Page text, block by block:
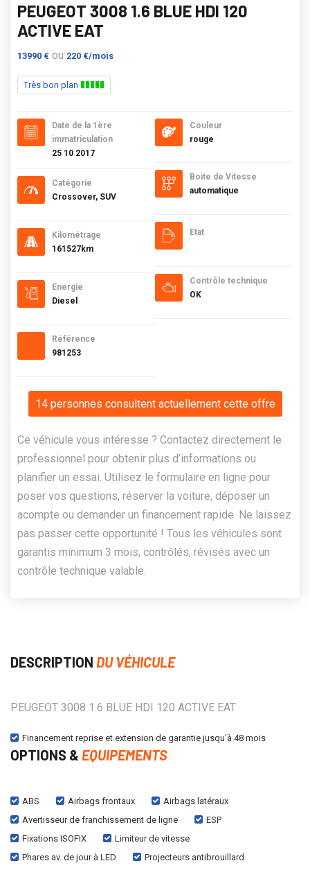
PEUGEOT 3008 1.6 BLUE HDI 120
ACTIVE EAT
13990 € ou 220 €/mois
Très bon plan
Date de la 1ère
immatriculation
25 10 2017
Catégorie
Crossover, SUV
Kilométrage
161527km
Energie
Diesel
Référence
981253
Couleur
rouge
Boite de Vitesse
automatique
Etat
Contrôle technique
OK
14 personnes consultent actuellement cette offre
Ce véhicule vous intéresse ? Contactez directement le
professionnel pour obtenir plus d’informations ou
planifier un essai. Utilisez le formulaire en ligne pour
poser vos questions, réserver la voiture, déposer un
acompte ou demander un financement rapide. Ne laissez
pas passer cette opportunité ! Tous les véhicules sont
garantis minimum 3 mois, contrôlés, révisés avec un
contrôle technique valable.
DESCRIPTION DU VÉHICULE
PEUGEOT 3008 1.6 BLUE HDI 120 ACTIVE EAT
Financement reprise et extension de garantie jusqu'à 48 mois
OPTIONS & EQUIPEMENTS
ABS Airbags frontaux
Airbags latéraux
Avertisseur de franchissement de ligne
ESP
Fixations ISOFIX
Limiteur de vitesse
Phares av. de jour à LED
Projecteurs antibrouillard